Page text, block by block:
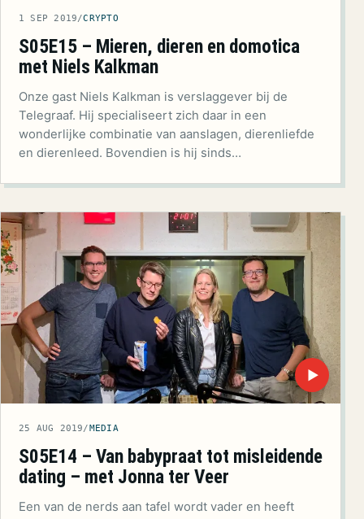
1 SEP 2019/CRYPTO
S05E15 – Mieren, dieren en domotica
met Niels Kalkman
Onze gast Niels Kalkman is verslaggever bij de
Telegraaf. Hij specialiseert zich daar in een
wonderlijke combinatie van aanslagen, dierenliefde
en dierenleed. Bovendien is hij sinds…
▶
25 AUG 2019/ MEDIA
S05E14 – Van babypraat tot misleidende
dating – met Jonna ter Veer
Een van de nerds aan tafel wordt vader en heeft